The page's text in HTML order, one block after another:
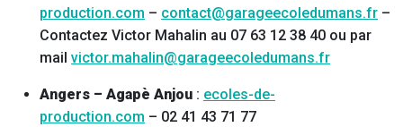
production.com – contact@garageecoledumans.fr –
Contactez Victor Mahalin au 07 63 12 38 40 ou par
mail victor.mahalin@garageecoledumans.fr
Angers – Agapè Anjou : ecoles-de-
production.com – 02 41 43 71 77